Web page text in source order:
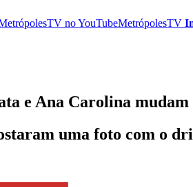
noYouTubeMetrópolesTV
e Ana Carolina
uma foto com o